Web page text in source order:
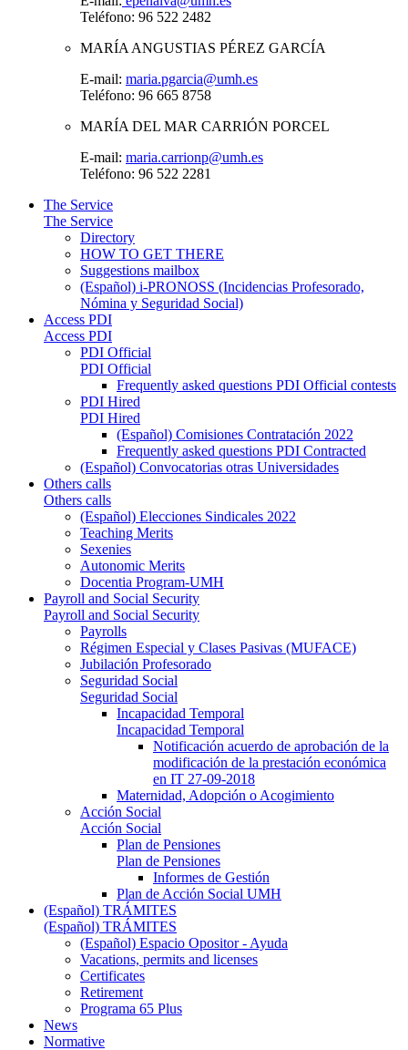
Teléfono: 96 522 2482
MARÍA ANGUSTIAS PÉREZ GARCÍA
E-mail: maria.pgarcia@umh.es
Teléfono: 96 665 8758
MARÍA DEL MAR CARRIÓN PORCEL
E-mail: maria.carrionp@umh.es
Teléfono: 96 522 2281
The Service
The Service
Directory
HOW TO GET THERE
Suggestions mailbox
(Español) i-PRONOSS (Incidencias Profesorado,
Nómina y Seguridad Social)
Access PDI
Access PDI
PDI Official
PDI Official
Frequently asked questions PDI Official contests
PDI Hired
PDI Hired
(Español) Comisiones Contratación 2022
Frequently asked questions PDI Contracted
(Español) Convocatorias otras Universidades
Others calls
Others calls
(Español) Elecciones Sindicales 2022
Teaching Merits
Sexenies
Autonomic Merits
Docentia Program-UMH
Payroll and Social Security
Payroll and Social Security
Payrolls
Régimen Especial y Clases Pasivas (MUFACE)
Jubilación Profesorado
Seguridad Social
Seguridad Social
Incapacidad Temporal
Incapacidad Temporal
Notificación acuerdo de aprobación de la
modificación de la prestación económica
en IT 27-09-2018
Maternidad, Adopción o Acogimiento
Acción Social
Acción Social
Plan de Pensiones
Plan de Pensiones
Informes de Gestión
Plan de Acción Social UMH
(Español) TRÁMITES
(Español) TRÁMITES
(Español) Espacio Opositor - Ayuda
Vacations, permits and licenses
Certificates
Retirement
Programa 65 Plus
News
Normative